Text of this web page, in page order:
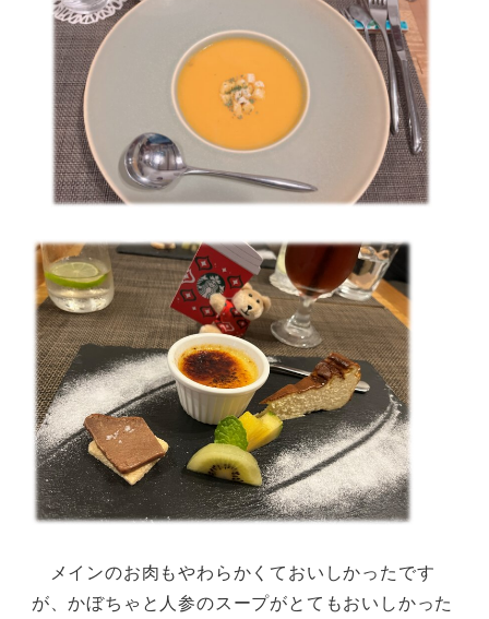
メインのお肉もやわらかくておいしかったです
が、かぼちゃと人参のスープがとてもおいしかった